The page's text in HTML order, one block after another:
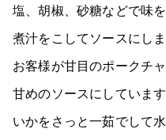
塩、胡椒、砂糖などで味を
煮汁をこしてソースにしま
お客様が甘目のポークチ
甘めのソースにしています
いかをさっと一茹でして水